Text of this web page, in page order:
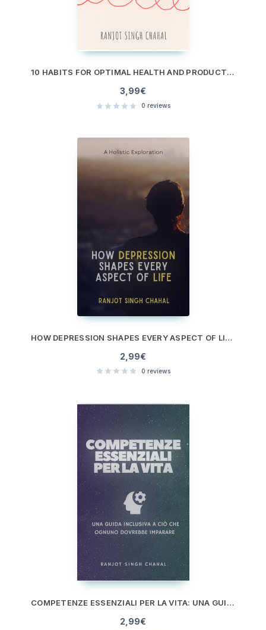
10 HABITS FOR OPTIMAL HEALTH AND PRODUCTIVITY: YOUR COMPREHENSIVE GUIDE TO WELLNESS AND SELF-IMPROVEMENT
3,99€
0 reviews
HOW DEPRESSION SHAPES EVERY ASPECT OF LIFE: A HOLISTIC EXPLORATION
2,99€
0 reviews
COMPETENZE ESSENZIALI PER LA VITA: UNA GUIDA INCLUSIVA A CIÒ CHE OGNUNO DOVREBBE IMPARARE
2,99€